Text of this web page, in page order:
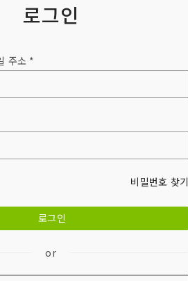
로그인
주소 *
비밀번호 찾기
or